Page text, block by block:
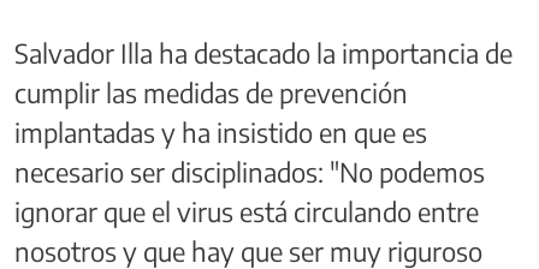
Salvador Illa ha destacado la importancia de
cumplir las medidas de prevención
implantadas y ha insistido en que es
necesario ser disciplinados: "No podemos
ignorar que el virus está circulando entre
nosotros y que hay que ser muy riguroso